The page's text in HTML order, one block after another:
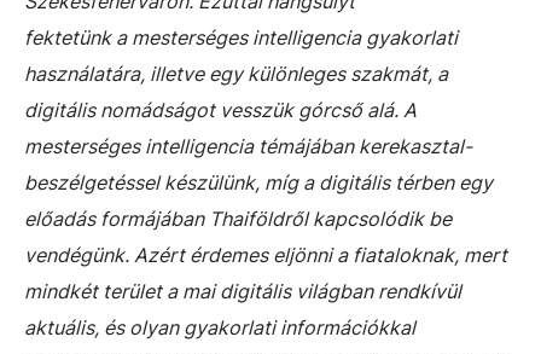
fektetünk a mesterséges intelligencia gyakorlati
használatára, illetve egy különleges szakmát, a
digitális nomádságot vesszük górcső alá. A
mesterséges intelligencia témájában kerekasztal-
beszélgetéssel készülünk, míg a digitális térben egy
előadás formájában Thaiföldről kapcsolódik be
vendégünk. Azért érdemes eljönni a fiataloknak, mert
mindkét terület a mai digitális világban rendkívül
aktuális, és olyan gyakorlati információkkal